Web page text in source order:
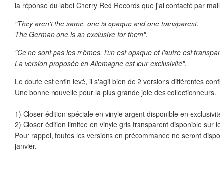
la réponse du label Cherry Red Records que j'ai contacté par
"They aren't the same, one is opaque and one transparent.
The German one is an exclusive for them".
"Ce ne sont pas les mêmes, l'un est opaque et l'autre est
La version proposée en Allemagne est leur exclusivité".
Le doute est enfin levé, il s'agit bien de 2 versions différentes
Une bonne nouvelle pour la plus grande joie des collectionneurs.
1) Closer édition spéciale en vinyle argent disponible en
2) Closer édition limitée en vinyle gris transparent disponible sur
Pour rappel, toutes les versions en précommande ne seront
janvier.